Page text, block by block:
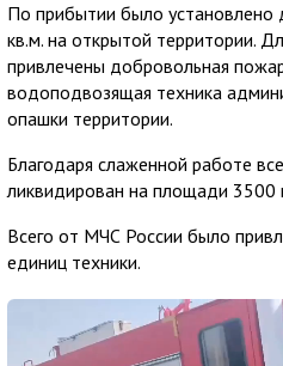
По прибытии было установлено
кв.м. на открытой территории.
привлечены добровольная
водоподвозящая техника
опашки территории.
Благодаря слаженной работе
ликвидирован на площади 3500
Всего от МЧС России было
единиц техники.